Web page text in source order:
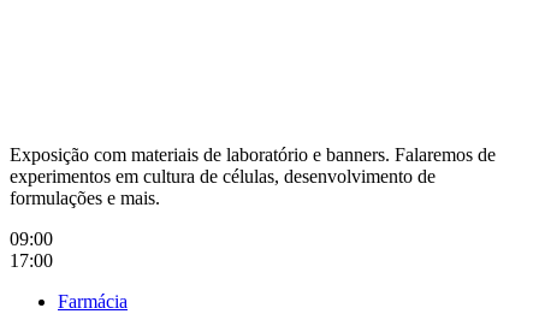
Exposição com materiais de laboratório e banners. Falaremos de
experimentos em cultura de células, desenvolvimento de
formulações e mais.
09:00
17:00
Farmácia